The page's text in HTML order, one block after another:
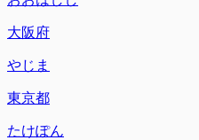
大阪府
やじま
東京都
たけぽん